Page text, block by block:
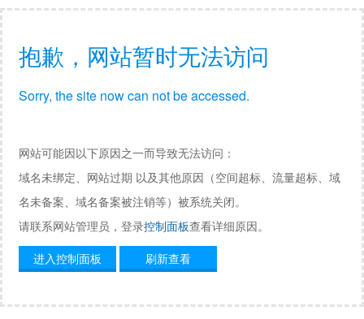
抱歉，网站暂时无法访问
Sorry, the site now can not be accessed.
网站可能因以下原因之一而导致无法访问：
域名未绑定、网站过期 以及其他原因（空间超标、流量超标、域
名未备案、域名备案被注销等）被系统关闭。
请联系网站管理员，登录控制面板查看详细原因。
进入控制面板
刷新查看